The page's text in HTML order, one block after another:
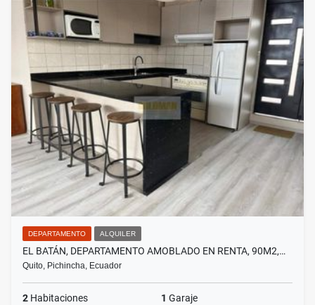
DEPARTAMENTO ALQUILER
EL BATÁN, DEPARTAMENTO AMOBLADO EN RENTA, 90M2,…
Quito, Pichincha, Ecuador
2 Habitaciones 1 Garaje